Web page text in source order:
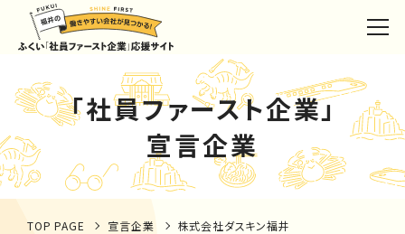
「社員ファースト企業」
宣言企業
TOP PAGE 宣言企業 株式会社ダスキン福井